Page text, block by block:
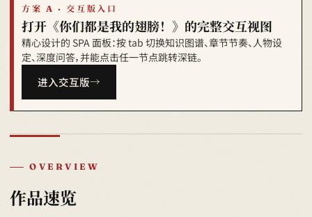
方案 A · 交互版入口
打开《你们都是我的翅膀！》的完整交互视图
精心设计的 SPA 面板：按 tab 切换知识图谱、章节节奏、人物设
定、深度问答，并能点击任一节点跳转深链。
进入交互版
OVERVIEW
作品速览